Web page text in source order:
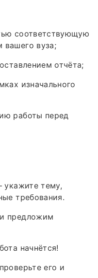
соответствующую
вашего вуза;
отчёта;
изначального
работы перед
укажите тему,
требования.
предложим
начнётся!
его и